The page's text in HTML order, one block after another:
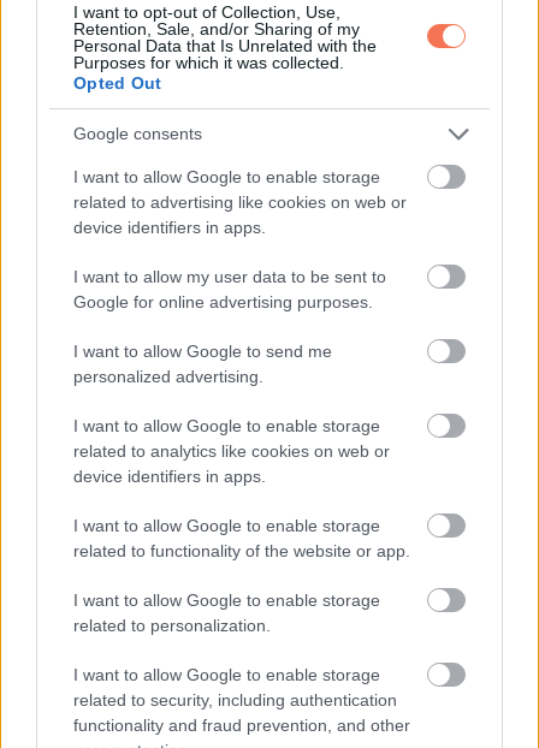
I want to opt-out of Collection, Use,
Retention, Sale, and/or Sharing of my
Personal Data that Is Unrelated with the
Purposes for which it was collected.
Opted Out
Google consents
I want to allow Google to enable storage
related to advertising like cookies on web or
device identifiers in apps.
I want to allow my user data to be sent to
Google for online advertising purposes.
I want to allow Google to send me
personalized advertising.
I want to allow Google to enable storage
related to analytics like cookies on web or
device identifiers in apps.
I want to allow Google to enable storage
related to functionality of the website or app.
I want to allow Google to enable storage
related to personalization.
I want to allow Google to enable storage
related to security, including authentication
functionality and fraud prevention, and other
nearly brought me to tears. Here’s a video of
him signing some menu items.
pic.twitter.com/eSaHfrZCLA
— Nataly Keomoungkhoun (@natalykeo)
November 22, 2022
Ez egy nagyszerű példa a vendéglátásra és arra, hogy
egyes létesítmények milyen lépéseket tesznek annak
érdekében, hogy vendégeik különlegesnek és nyugodtnak
érezzék magukat. Ez egy történet a kedvességről is, és
arról, hogy valami egyszerű dolgot tegyünk azért, hogy
valaki más úgy érezze, megbecsülik és észreveszik.
a jó hangulatot (bár sosem árt megpróbálni). Ehelyett arról
szól, hogy felismerjük és megünnepeljük a
különbözőségeinket, és megpróbálunk apró dolgokkal
segíteni másoknak, hogy elfogadva érezzék magukat.